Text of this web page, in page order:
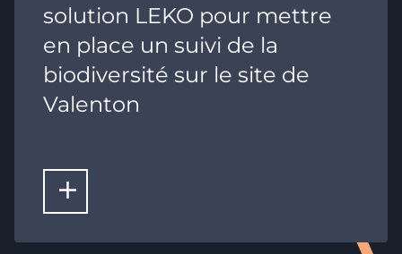
solution LEKO pour mettre
en place un suivi de la
biodiversité sur le site de
Valenton
LIRE LA SUITE